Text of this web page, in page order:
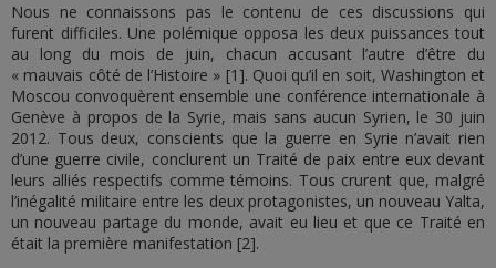
Nous ne connaissons pas le contenu de ces discussions qui
furent difficiles. Une polémique opposa les deux puissances tout
au long du mois de juin, chacun accusant l’autre d’être du
« mauvais côté de l’Histoire » [1]. Quoi qu’il en soit, Washington et
Moscou convoquèrent ensemble une conférence internationale à
Genève à propos de la Syrie, mais sans aucun Syrien, le 30 juin
2012. Tous deux, conscients que la guerre en Syrie n’avait rien
d’une guerre civile, conclurent un Traité de paix entre eux devant
leurs alliés respectifs comme témoins. Tous crurent que, malgré
l’inégalité militaire entre les deux protagonistes, un nouveau Yalta,
un nouveau partage du monde, avait eu lieu et que ce Traité en
était la première manifestation [2].